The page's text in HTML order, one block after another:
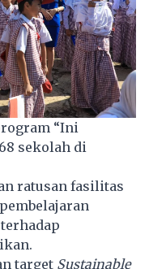
“Ini
sekolah di
ratusan fasilitas
target Sustainable